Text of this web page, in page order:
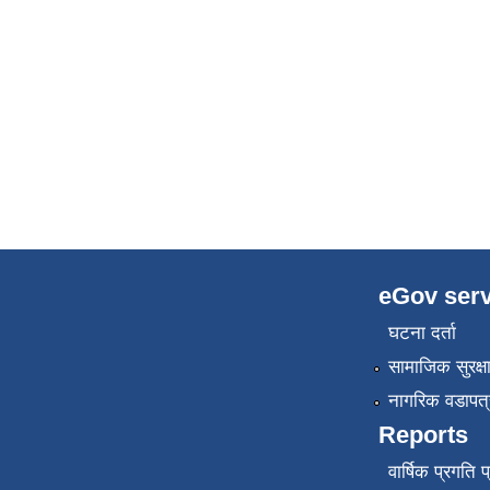
eGov
घटना दर्ता
सामाजिक सुरक्षा
नागरिक
Reports
वार्षिक प्रगति